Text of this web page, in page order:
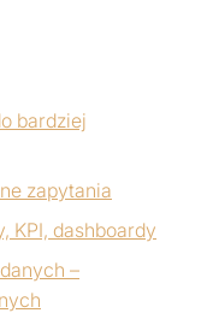
bardziej
zapytania
KPI, dashboardy
–